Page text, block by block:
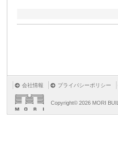
会社情報 プライバシーポリシー
Copyright© 2026 MORI